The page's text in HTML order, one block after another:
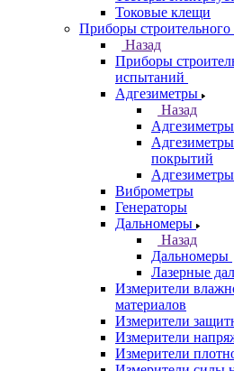
Токовые клещи
Приборы
Назад
Приборы
испытаний
Адгезиметры
Назад
Адгезиметры
покрытий
Виброметры
Генераторы
Дальномеры
Назад
Дальномеры
Лазерные
Измерители
материалов
Измерители
Измерители
Измерители